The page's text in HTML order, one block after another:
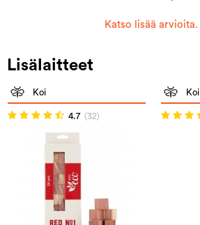
Katso lisää arvioita.
Lisälaitteet
Koi
4.7 (32)
Koi